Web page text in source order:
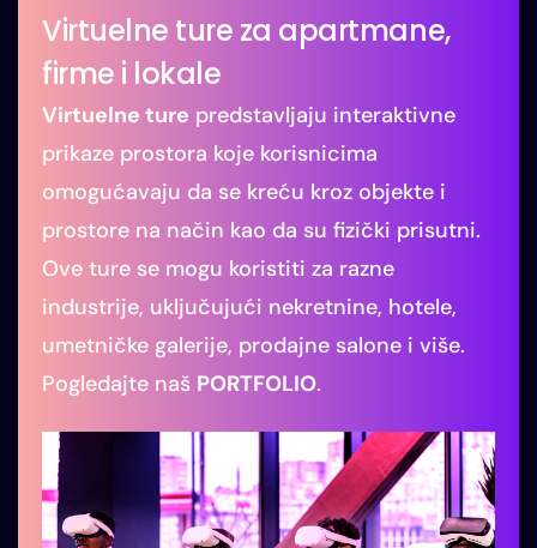
Virtuelne ture za apartmane,
firme i lokale
Virtuelne ture predstavljaju interaktivne
prikaze prostora koje korisnicima
omogućavaju da se kreću kroz objekte i
prostore na način kao da su fizički prisutni.
Ove ture se mogu koristiti za razne
industrije, uključujući nekretnine, hotele,
umetničke galerije, prodajne salone i više.
Pogledajte naš PORTFOLIO.